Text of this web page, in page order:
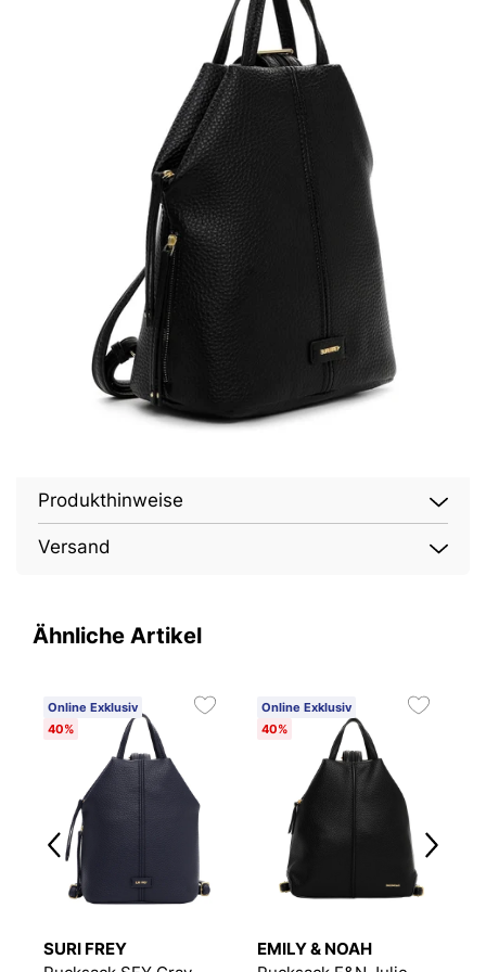
Produkthinweise
Versand
Ähnliche Artikel
Online Exklusiv
40%
SURI FREY
Online Exklusiv
40%
EMILY & NOAH